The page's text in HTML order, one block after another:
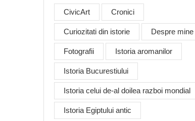
CivicArt Cronici
Curiozitati din istorie Despre mine
Fotografii Istoria aromanilor
Istoria Bucurestiului
Istoria celui de-al doilea razboi mondial
Istoria Egiptului antic